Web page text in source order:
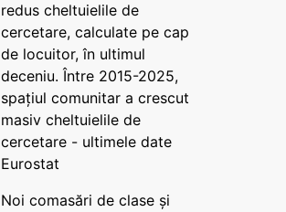
redus cheltuielile de
cercetare, calculate pe cap
de locuitor, în ultimul
deceniu. Între 2015-2025,
spațiul comunitar a crescut
masiv cheltuielile de
cercetare - ultimele date
Eurostat
Noi comasări de clase și